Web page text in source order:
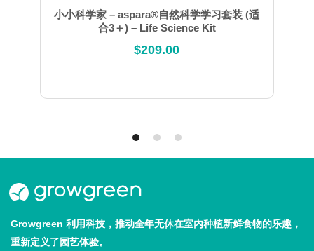
小小科学家 – aspara®自然科学学习套装 (适
合3＋) – Life Science Kit
$209.00
Growgreen 利用科技，推动全年无休在室内种植新鲜食物的乐趣，
重新定义了园艺体验。